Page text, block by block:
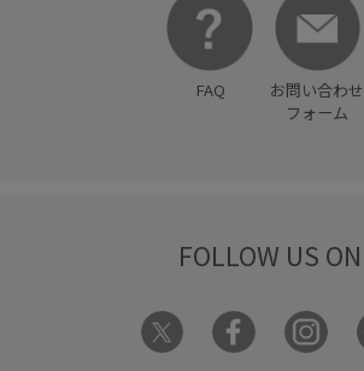
FAQ
お問い合わせ
フォーム
FOLLOW US ON